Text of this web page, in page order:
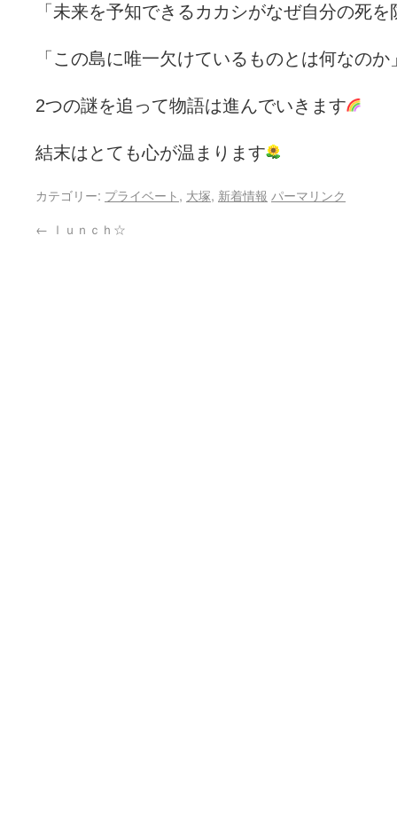
「未来を予知できるカカシがなぜ自分の死
「この島に唯一欠けているものとは何なのか
2つの謎を追って物語は進んでいきます
結末はとても心が温まります
カテゴリー: プライベート, 大塚, 新着情報 パーマリンク
← ｌｕｎｃｈ☆